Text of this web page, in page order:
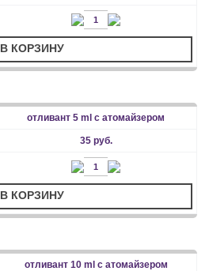
В КОРЗИНУ
отливант 5 ml с атомайзером
35 руб.
В КОРЗИНУ
отливант 10 ml с атомайзером